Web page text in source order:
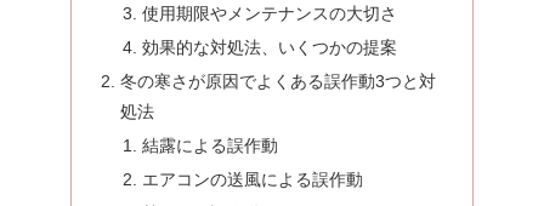
使用期限やメンテナンスの大切さ
効果的な対処法、いくつかの提案
冬の寒さが原因でよくある誤作動3つと対
処法
結露による誤作動
エアコンの送風による誤作動